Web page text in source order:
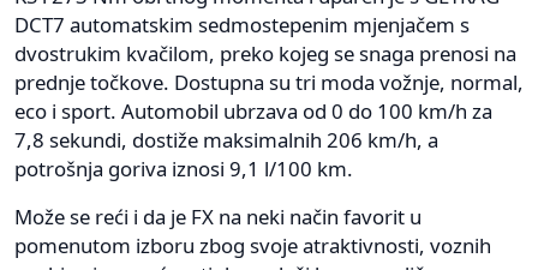
DCT7 automatskim sedmostepenim mjenjačem s
dvostrukim kvačilom, preko kojeg se snaga prenosi na
prednje točkove. Dostupna su tri moda vožnje, normal,
eco i sport. Automobil ubrzava od 0 do 100 km/h za
7,8 sekundi, dostiže maksimalnih 206 km/h, a
potrošnja goriva iznosi 9,1 l/100 km.
Može se reći i da je FX na neki način favorit u
pomenutom izboru zbog svoje atraktivnosti, voznih